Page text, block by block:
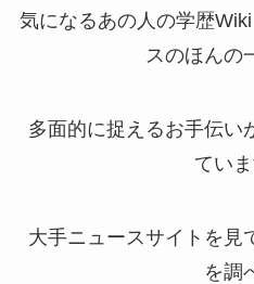
気になるあの人の学歴
スのほんの
多面的に捉えるお手伝い
ていま
大手ニュースサイトを見
を調